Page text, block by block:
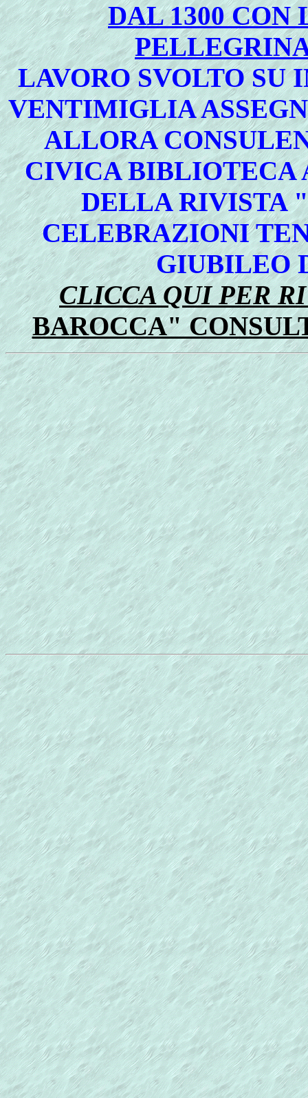
DAL 1300
LAVORO SVOLTO SU
VENTIMIGLIA
ALLORA
CIVICA BIBLIOTECA
DELLA RIVISTA
CELEBRAZIONI
GIUBILEO
CLICCA QUI PER
BAROCCA"